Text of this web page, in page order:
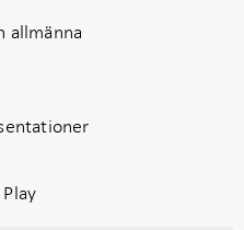
allmänna